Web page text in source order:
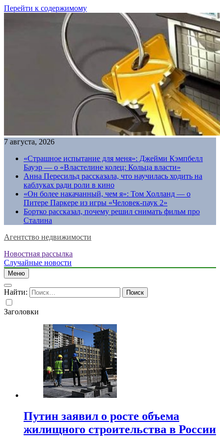
Перейти к содержимому
7 августа, 2026
«Страшное испытание для меня»: Джейми Кэмпбелл
Бауэр — о «Властелине колец: Кольца власти»
Анна Пересильд рассказала, что научилась ходить на
каблуках ради роли в кино
«Он более накачанный, чем я»: Том Холланд — о
Питере Паркере из игры «Человек-паук 2»
Бортко рассказал, почему решил снимать фильм про
Сталина
Агентство недвижимости
Новостная рассылка
Случайные новости
Меню
Найти:
Заголовки
Путин заявил о росте объема
жилищного строительства в России